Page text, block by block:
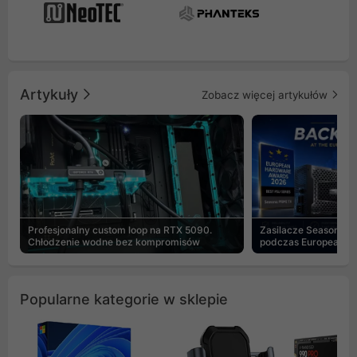
Artykuły Zobacz więcej artykułów
Profesjonalny custom loop na RTX 5090.
Chłodzenie wodne bez kompromisów
Zasilacze Seasonic
podczas European
Popularne kategorie w sklepie